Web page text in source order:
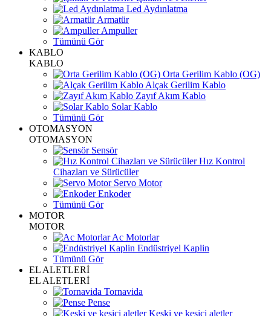
Led Aydınlatma
Armatür
Ampuller
Tümünü Gör
KABLO
KABLO
Orta Gerilim Kablo (OG)
Alçak Gerilim Kablo
Zayıf Akım Kablo
Solar Kablo
Tümünü Gör
OTOMASYON
OTOMASYON
Sensör
Hız Kontrol
Cihazları ve Sürücüler
Servo Motor
Enkoder
Tümünü Gör
MOTOR
MOTOR
Ac Motorlar
Endüstriyel Kaplin
Tümünü Gör
EL ALETLERİ
EL ALETLERİ
Tornavida
Pense
Keski ve kesici aletler